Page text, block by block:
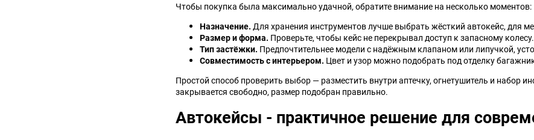
Чтобы покупка была максимально удачной, обратите внимание на несколько моментов:
Назначение. Для хранения инструментов лучше выбрать жёсткий автокейс, для
Размер и форма. Проверьте, чтобы кейс не перекрывал доступ к запасному колесу.
Тип застёжки. Предпочтительнее модели с надёжным клапаном или липучкой,
Совместимость с интерьером. Цвет и узор можно подобрать под отделку
Простой способ проверить выбор — разместить внутри аптечку, огнетушитель и набор
закрывается свободно, размер подобран правильно.
Автокейсы - практичное решение для